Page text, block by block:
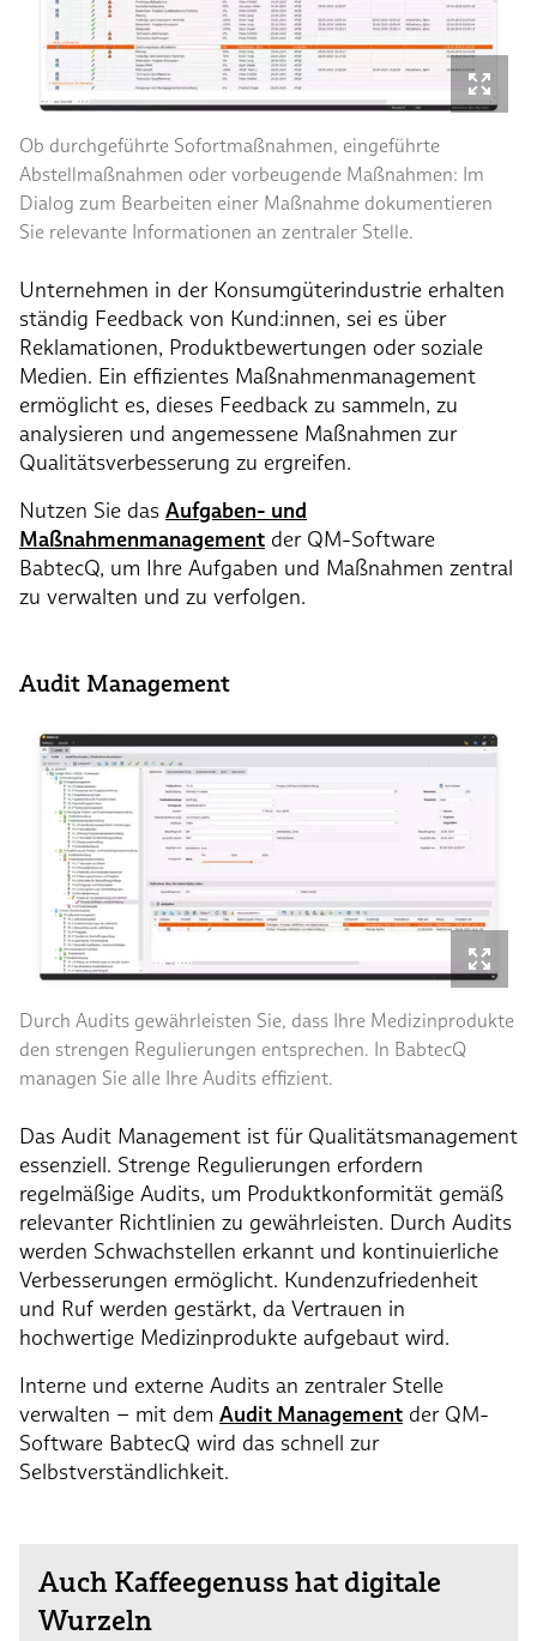
Ob durchgeführte Sofortmaßnahmen, eingeführte
Abstellmaßnahmen oder vorbeugende Maßnahmen: Im
Dialog zum Bearbeiten einer Maßnahme dokumentieren
Sie relevante Informationen an zentraler Stelle.
Unternehmen in der Konsumgüterindustrie erhalten
ständig Feedback von Kund:innen, sei es über
Reklamationen, Produktbewertungen oder soziale
Medien. Ein effizientes Maßnahmenmanagement
ermöglicht es, dieses Feedback zu sammeln, zu
analysieren und angemessene Maßnahmen zur
Qualitätsverbesserung zu ergreifen.
Nutzen Sie das Aufgaben- und
Maßnahmenmanagement der QM-Software
BabtecQ, um Ihre Aufgaben und Maßnahmen zentral
zu verwalten und zu verfolgen.
Audit Management
Durch Audits gewährleisten Sie, dass Ihre Medizinprodukte
den strengen Regulierungen entsprechen. In BabtecQ
managen Sie alle Ihre Audits effizient.
Das Audit Management ist für Qualitätsmanagement
essenziell. Strenge Regulierungen erfordern
regelmäßige Audits, um Produktkonformität gemäß
relevanter Richtlinien zu gewährleisten. Durch Audits
werden Schwachstellen erkannt und kontinuierliche
Verbesserungen ermöglicht. Kundenzufriedenheit
und Ruf werden gestärkt, da Vertrauen in
hochwertige Medizinprodukte aufgebaut wird.
Interne und externe Audits an zentraler Stelle
verwalten – mit dem Audit Management der QM-
Software BabtecQ wird das schnell zur
Selbstverständlichkeit.
Auch Kaffeegenuss hat digitale
Wurzeln